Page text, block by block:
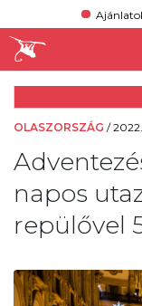
OLASZORSZÁG /
napos
repülővel